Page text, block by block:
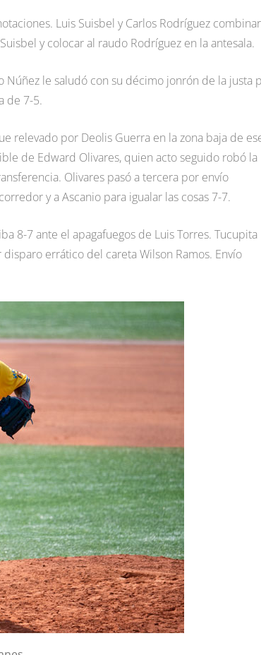
Luis Suisbel y Carlos Rodríguez
y colocar al raudo Rodríguez en la antesala.
le saludó con su décimo jonrón de la justa
de 7-5.
relevado por Deolis Guerra en la zona baja de
de Edward Olivares, quien acto seguido robó la
Olivares pasó a tercera por envío
y a Ascanio para igualar las cosas 7-7.
8-7 ante el apagafuegos de Luis Torres. Tucupita
errático del careta Wilson Ramos. Envío